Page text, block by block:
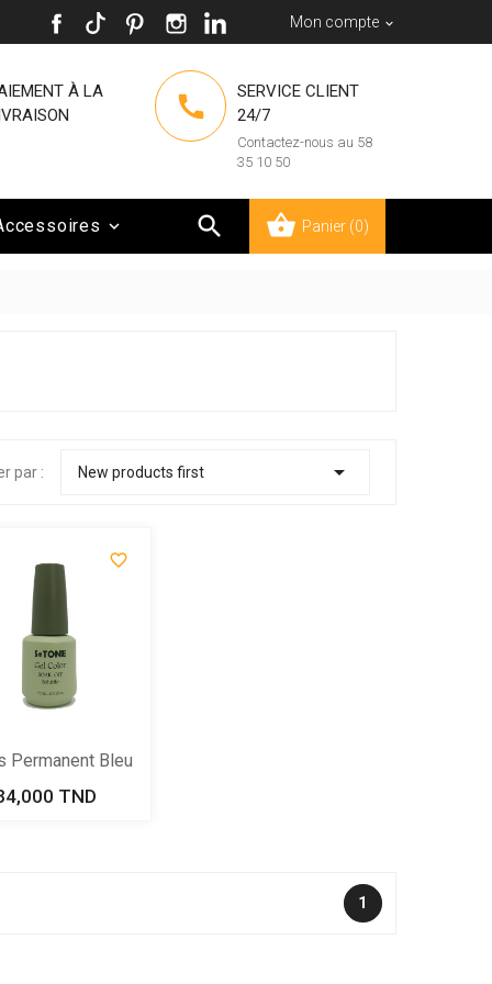
Mon compte 
À LA

SERVICE CLIENT
24/7
Contactez-nous au 58
35 10 50
  Panier (0)
par : New products first 

Permanent Bleu
N°...
PrixTND
1